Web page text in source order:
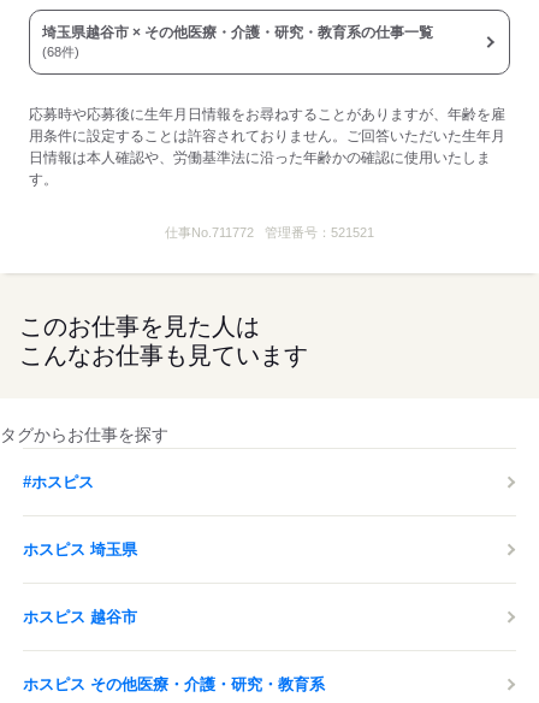
埼玉県越谷市 × その他医療・介護・研究・教育系の仕事一覧
(68件)
応募時や応募後に生年月日情報をお尋ねすることがありますが、年齢を雇
用条件に設定することは許容されておりません。ご回答いただいた生年月
日情報は本人確認や、労働基準法に沿った年齢かの確認に使用いたしま
す。
仕事No. 711772 管理番号：521521
このお仕事を見た人は
こんなお仕事も見ています
タグからお仕事を探す
#ホスピス
ホスピス 埼玉県
ホスピス 越谷市
ホスピス その他医療・介護・研究・教育系